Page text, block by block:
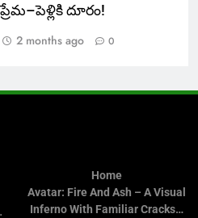
దూరం!
2 months ago 0
.
Home
Avatar: Fire And Ash – A Visual
Inferno With Familiar Cracks…